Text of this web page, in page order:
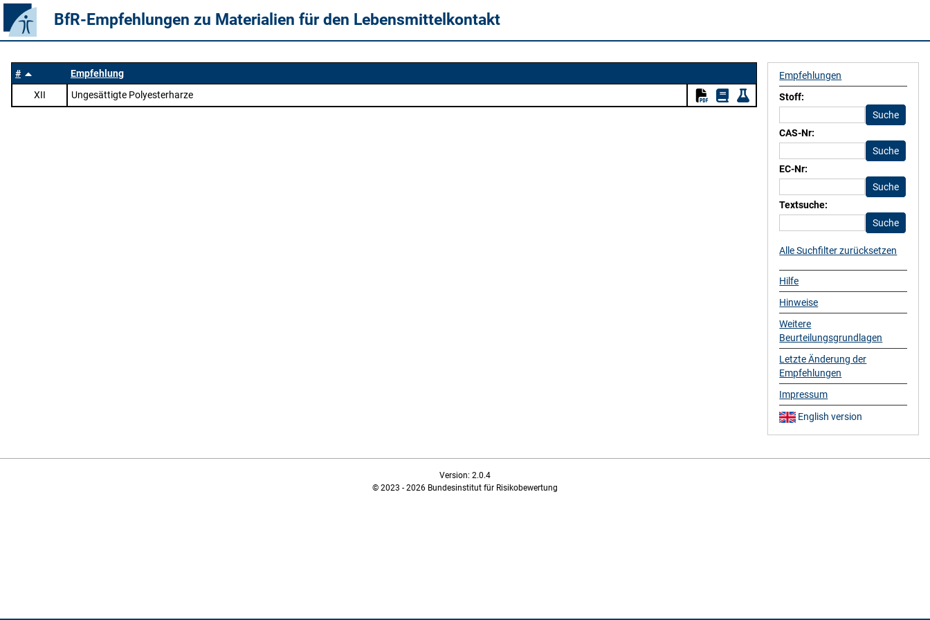
BfR-Empfehlungen zu Materialien für den Lebensmittelkontakt
#
Empfehlung
XII
Ungesättigte Polyesterharze
Empfehlungen
Stoff:
CAS-Nr:
EC-Nr:
Textsuche:
Alle Suchfilter zurücksetzen
Hilfe
Hinweise
Weitere
Beurteilungsgrundlagen
Letzte Änderung der
Empfehlungen
Impressum
English version
Version: 2.0.4
© 2023 - 2026 Bundesinstitut für Risikobewertung